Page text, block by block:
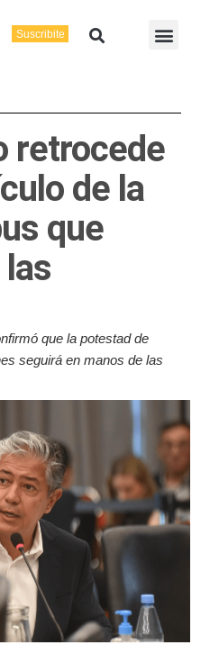
Suscribite Buscar
retrocede
de la
que
que la potestad de
seguirá en manos de las